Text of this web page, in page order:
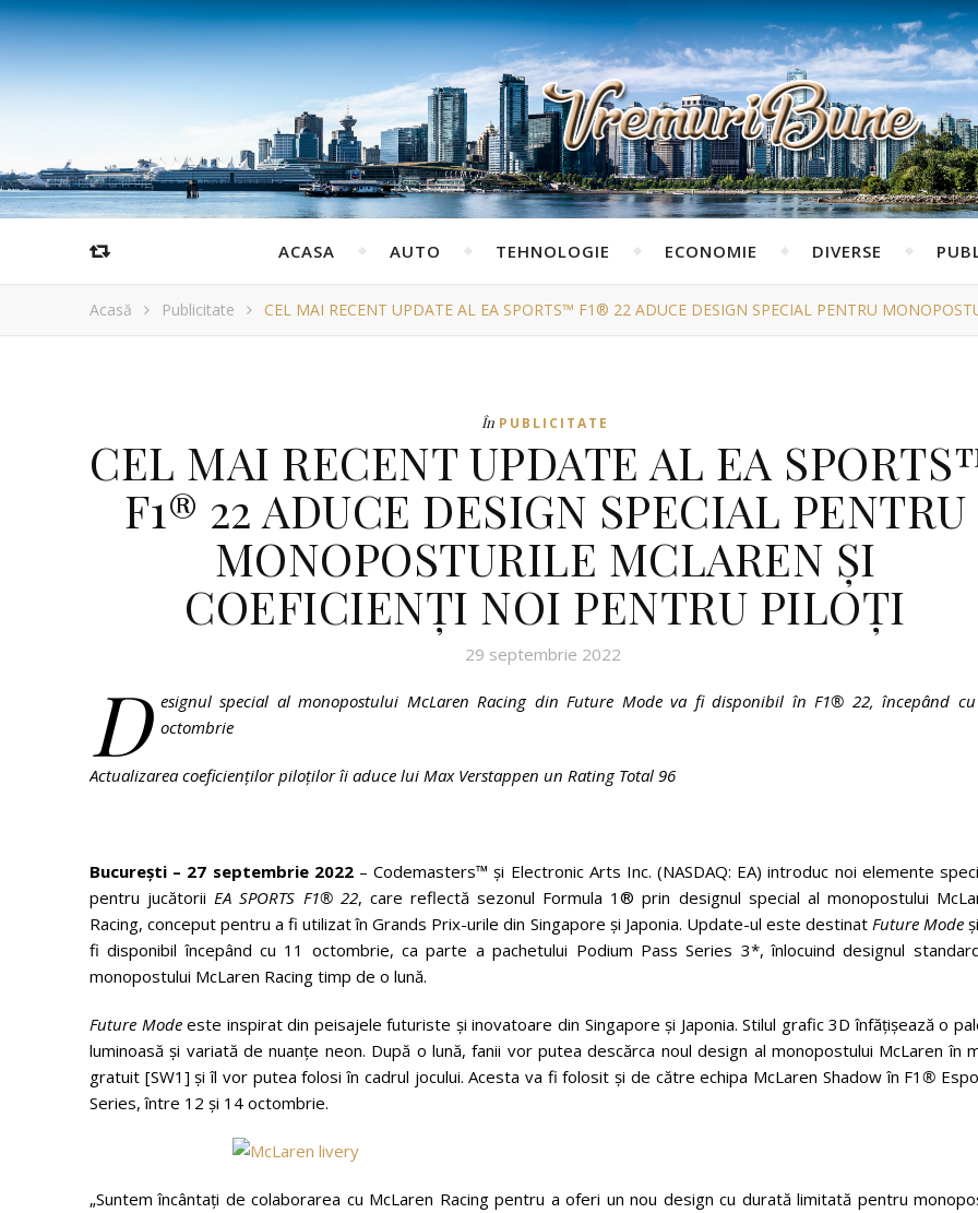
ACASA AUTO TEHNOLOGIE ECONOMIE DIVERSE
Acasă Publicitate CEL MAI RECENT UPDATE AL EA SPORTS™ F1® 22 ADUCE DESIGN SPECIAL PENTRU
În PUBLICITATE
CEL MAI RECENT UPDATE AL EA
F1® 22 ADUCE DESIGN SPECIAL PENTRU
MONOPOSTURILE MCLAREN ȘI
COEFICIENȚI NOI PENTRU PILOȚI
29 septembrie 2022
D esignul special al monopostului McLaren Racing din Future Mode va fi disponibil în F1® 22, începând
octombrie
Actualizarea coeficienților piloților îi aduce lui Max Verstappen un Rating Total 96
București – 27 septembrie 2022– Codemasters™ și Electronic Arts Inc. (NASDAQ: EA) introduc noi elemente
pentru jucătoriiEA SPORTS F1®22, care reflectă sezonul Formula 1® prin designul special al monopostului
Racing, conceput pentru a fi utilizat în Grands Prix-urile din Singapore și Japonia. Update-ul este destinat Future Mode
fi disponibil începând cu 11 octombrie, ca parte a pachetului Podium Pass Series 3*, înlocuind designul
monopostului McLaren Racing timp de o lună.
Future Modeeste inspirat din peisajele futuriste și inovatoare din Singapore și Japonia. Stilul grafic 3D înfățișează o
luminoasă și variată de nuanțe neon. După o lună, fanii vor putea descărca noul design al monopostului McLaren în
gratuit [SW1] și îl vor putea folosi în cadrul jocului. Acesta va fi folosit și de către echipa McLaren Shadow în F1®
Series, între 12 și 14 octombrie.
„Suntem încântați de colaborarea cu McLaren Racing pentru a oferi un nou design cu durată limitată pentru